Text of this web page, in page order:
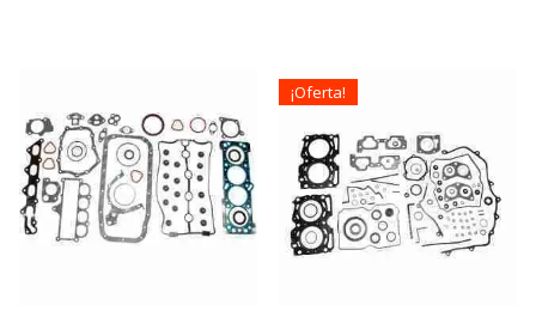
$68.990. ¡Oferta!